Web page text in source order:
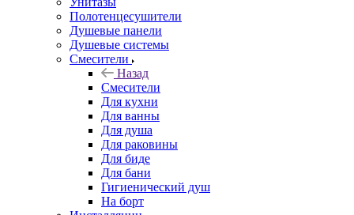
Полотенцесушители
Душевые панели
Душевые системы
Смесители
Назад
Смесители
Для кухни
Для ванны
Для душа
Для раковины
Для биде
Для бани
Гигиенический душ
На борт